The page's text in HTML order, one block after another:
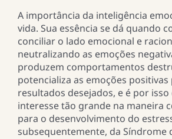
A importância da inteligência
vida. Sua essência se dá quando
conciliar o lado emocional e
neutralizando as emoções
produzem comportamentos
potencializa as emoções
resultados desejados, e é por
interesse tão grande na maneira
para o desenvolvimento do
subsequentemente, da Síndrome